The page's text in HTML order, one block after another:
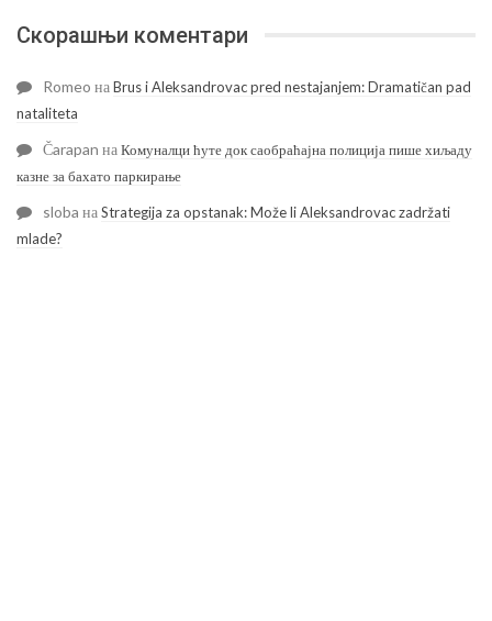
Скорашњи коментари
Romeo наBrus i Aleksandrovac pred nestajanjem: Dramatičan pad
nataliteta
Čarapan наКомуналци ћуте док саобраћајна полиција пише хиљаду
казне за бахато паркирање
sloba наStrategija za opstanak: Može li Aleksandrovac zadržati
mlade?